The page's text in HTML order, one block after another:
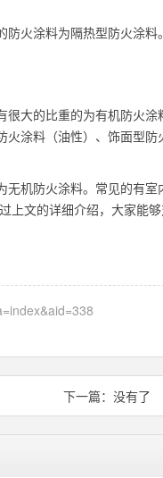
火涂料为隔热型防火涂
大的比重的为有机防火
涂料（油性）、饰面型
机防火涂料。常见的有
上文的详细介绍，大家能
下一篇：没有了